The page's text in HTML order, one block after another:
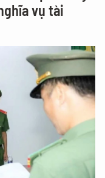
vụ tài